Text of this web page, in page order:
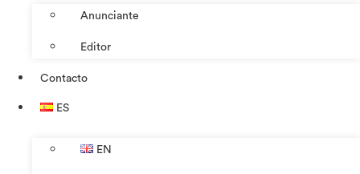
Anunciante
Editor
Contacto
ES
EN